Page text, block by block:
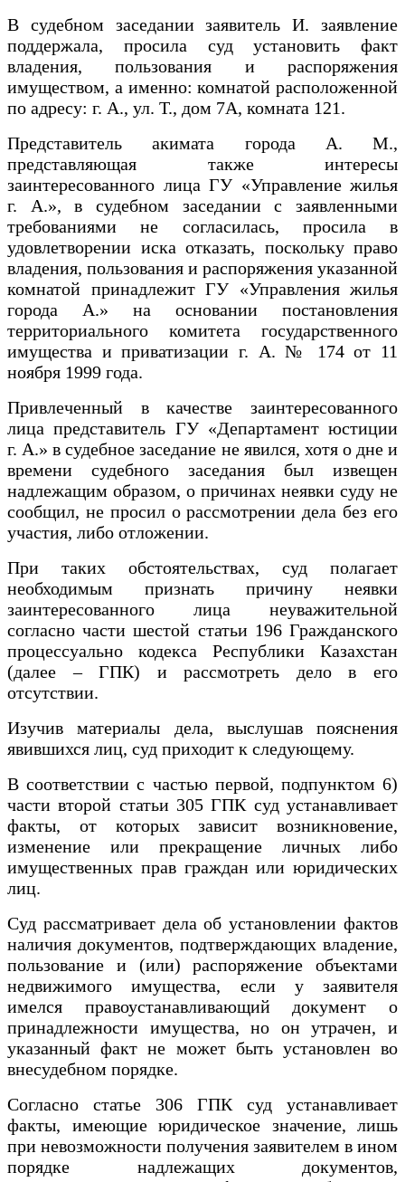
В судебном заседании заявитель И. заявление
поддержала, просила суд установить факт
владения, пользования и распоряжения
имуществом, а именно: комнатой расположенной
по адресу: г. А., ул. Т., дом 7А, комната 121.
Представитель акимата города А. М.,
представляющая также интересы
заинтересованного лица ГУ «Управление жилья
г. А.», в судебном заседании с заявленными
требованиями не согласилась, просила в
удовлетворении иска отказать, поскольку право
владения, пользования и распоряжения указанной
комнатой принадлежит ГУ «Управления жилья
города А.» на основании постановления
территориального комитета государственного
имущества и приватизации г. А. № 174 от 11
ноября 1999 года.
Привлеченный в качестве заинтересованного
лица представитель ГУ «Департамент юстиции
г. А.» в судебное заседание не явился, хотя о дне и
времени судебного заседания был извещен
надлежащим образом, о причинах неявки суду не
сообщил, не просил о рассмотрении дела без его
участия, либо отложении.
При таких обстоятельствах, суд полагает
необходимым признать причину неявки
заинтересованного лица неуважительной
согласно части шестой статьи 196 Гражданского
процессуально кодекса Республики Казахстан
(далее – ГПК) и рассмотреть дело в его
отсутствии.
Изучив материалы дела, выслушав пояснения
явившихся лиц, суд приходит к следующему.
В соответствии с частью первой, подпунктом 6)
части второй статьи 305 ГПК суд устанавливает
факты, от которых зависит возникновение,
изменение или прекращение личных либо
имущественных прав граждан или юридических
лиц.
Суд рассматривает дела об установлении фактов
наличия документов, подтверждающих владение,
пользование и (или) распоряжение объектами
недвижимого имущества, если у заявителя
имелся правоустанавливающий документ о
принадлежности имущества, но он утрачен, и
указанный факт не может быть установлен во
внесудебном порядке.
Согласно статье 306 ГПК суд устанавливает
факты, имеющие юридическое значение, лишь
при невозможности получения заявителем в ином
порядке надлежащих документов,